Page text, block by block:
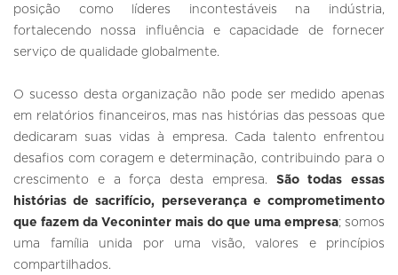
posição como líderes incontestáveis na indústria,
fortalecendo nossa influência e capacidade de fornecer
serviço de qualidade globalmente.
O sucesso desta organização não pode ser medido apenas
em relatórios financeiros, mas nas histórias das pessoas que
dedicaram suas vidas à empresa. Cada talento enfrentou
desafios com coragem e determinação, contribuindo para o
crescimento e a força desta empresa. São todas essas
histórias de sacrifício, perseverança e comprometimento
que fazem da Veconinter mais do que uma empresa; somos
uma família unida por uma visão, valores e princípios
compartilhados.